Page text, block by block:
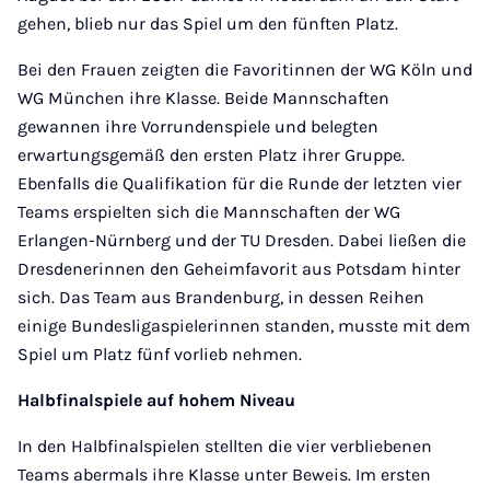
gehen, blieb nur das Spiel um den fünften Platz.
Bei den Frauen zeigten die Favoritinnen der WG Köln und
WG München ihre Klasse. Beide Mannschaften
gewannen ihre Vorrundenspiele und belegten
erwartungsgemäß den ersten Platz ihrer Gruppe.
Ebenfalls die Qualifikation für die Runde der letzten vier
Teams erspielten sich die Mannschaften der WG
Erlangen-Nürnberg und der TU Dresden. Dabei ließen die
Dresdenerinnen den Geheimfavorit aus Potsdam hinter
sich. Das Team aus Brandenburg, in dessen Reihen
einige Bundesligaspielerinnen standen, musste mit dem
Spiel um Platz fünf vorlieb nehmen.
Halbfinalspiele auf hohem Niveau
In den Halbfinalspielen stellten die vier verbliebenen
Teams abermals ihre Klasse unter Beweis. Im ersten